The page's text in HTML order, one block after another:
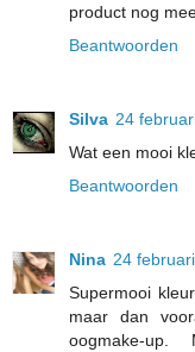
product nog
Beantwoorden
Silva 24
Wat een mooi
Beantwoorden
Nina 24
Supermooi
maar dan
oogmake-